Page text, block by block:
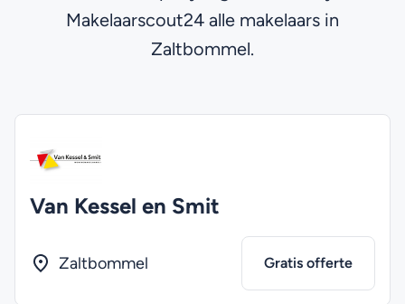
Makelaarscout24 alle makelaars in
Zaltbommel.
Van Kessel en Smit
Zaltbommel Gratis offerte